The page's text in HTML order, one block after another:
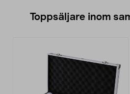
Toppsäljare inom